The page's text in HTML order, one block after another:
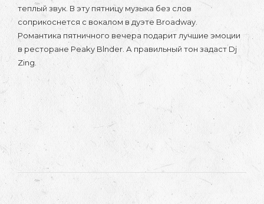
теплый звук. В эту пятницу музыка без слов
соприкоснется с вокалом в дуэте Broadway.
Романтика пятничного вечера подарит лучшие эмоции
в ресторане Peaky Blnder. А правильный тон задаст Dj
Zing.